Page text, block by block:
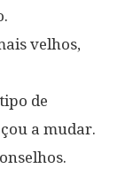
velhos,
de
a mudar.